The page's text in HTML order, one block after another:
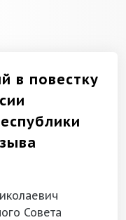
в повестку
Совета